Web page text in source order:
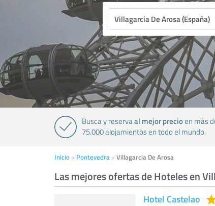
Busca y reservaal mejor precioen más
75.000 alojamientos en todo el mundo.
Inicio Pontevedra Villagarcia De Arosa
Las mejores ofertas de Hoteles en
Hotel Castelao